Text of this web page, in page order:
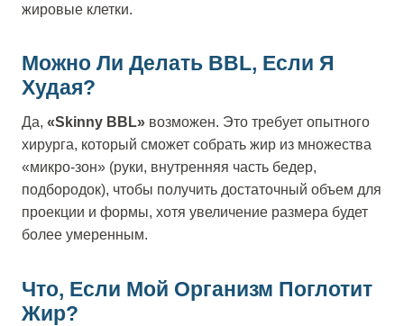
жировые клетки.
Можно Ли Делать BBL, Если Я
Худая?
Да, «Skinny BBL» возможен. Это требует опытного
хирурга, который сможет собрать жир из множества
«микро-зон» (руки, внутренняя часть бедер,
подбородок), чтобы получить достаточный объем для
проекции и формы, хотя увеличение размера будет
более умеренным.
Что, Если Мой Организм Поглотит
Жир?